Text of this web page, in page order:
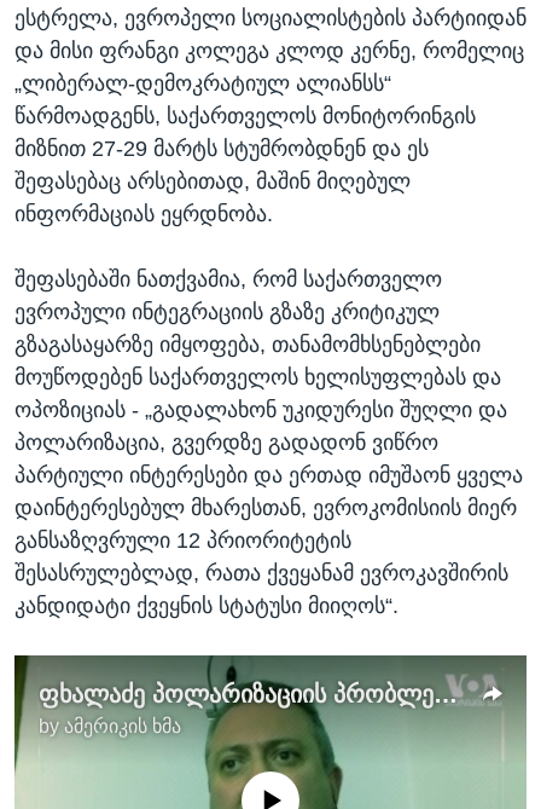
ესტრელა, ევროპელი სოციალისტების პარტიიდან
და მისი ფრანგი კოლეგა კლოდ კერნე, რომელიც
„ლიბერალ-დემოკრატიულ ალიანსს“
წარმოადგენს, საქართველოს მონიტორინგის
მიზნით 27-29 მარტს სტუმრობდნენ და ეს
შეფასებაც არსებითად, მაშინ მიღებულ
ინფორმაციას ეყრდნობა.
შეფასებაში ნათქვამია, რომ საქართველო
ევროპული ინტეგრაციის გზაზე კრიტიკულ
გზაგასაყარზე იმყოფება, თანამომხსენებლები
მოუწოდებენ საქართველოს ხელისუფლებას და
ოპოზიციას - „გადალახონ უკიდურესი შუღლი და
პოლარიზაცია, გვერდზე გადადონ ვიწრო
პარტიული ინტერესები და ერთად იმუშაონ ყველა
დაინტერესებულ მხარესთან, ევროკომისიის მიერ
განსაზღვრული 12 პრიორიტეტის
შესასრულებლად, რათა ქვეყანამ ევროკავშირის
კანდიდატი ქვეყნის სტატუსი მიიღოს“.
ფხალაძე პოლარიზაციის პრობლემებზე
by ამერიკის ხმა
No media source currently available